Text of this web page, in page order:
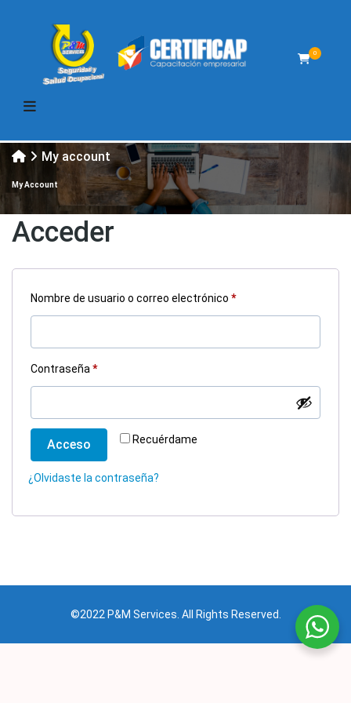
0
My account
My Account
Acceder
Nombre de usuario o correo electrónico *Obligatorio
Contraseña *Obligatorio
Recuérdame
Acceso
¿Olvidaste la contraseña?
©2022 P&M Services. All Rights Reserved.